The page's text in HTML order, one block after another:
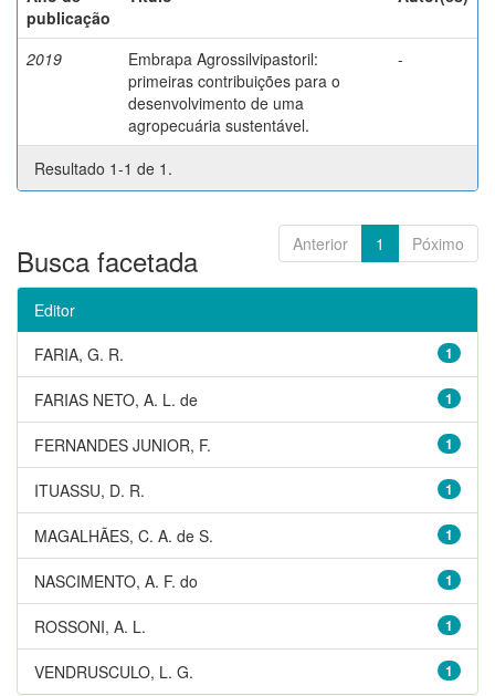
publicação
2019
Embrapa Agrossilvipastoril:
primeiras contribuições para o
desenvolvimento de uma
agropecuária sustentável.
-
Resultado 1-1 de 1.
Anterior 1 Póximo
Busca facetada
Editor
1
FARIA, G. R.
1
FARIAS NETO, A. L. de
1
FERNANDES JUNIOR, F.
1
ITUASSU, D. R.
1
MAGALHÃES, C. A. de S.
1
NASCIMENTO, A. F. do
1
ROSSONI, A. L.
1
VENDRUSCULO, L. G.